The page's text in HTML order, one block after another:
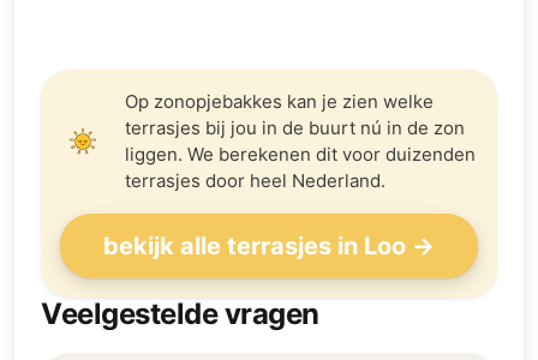
Op zonopjebakkes kan je zien welke
terrasjes bij jou in de buurt nú in de zon
liggen. We berekenen dit voor duizenden
terrasjes door heel Nederland.
bekijk alle terrasjes in Loo →
Veelgestelde vragen